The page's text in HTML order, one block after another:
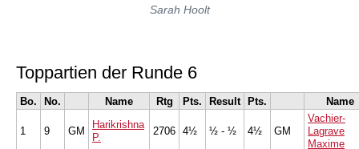
Sarah Hoolt
Toppartien der Runde 6
Bo. No. Name Rtg Pts. Result Pts. Name
1 9 GM
Harikrishna
P.
2706 4½ ½ - ½ 4½ GM
Vachier-
Lagrave
Maxime